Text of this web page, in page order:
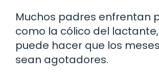
Muchos padres enfrentan
como la cólico del
puede hacer que los
sean agotadores.